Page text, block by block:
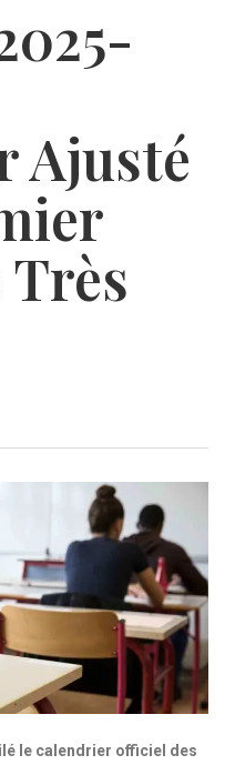
Ajusté
le calendrier officiel des